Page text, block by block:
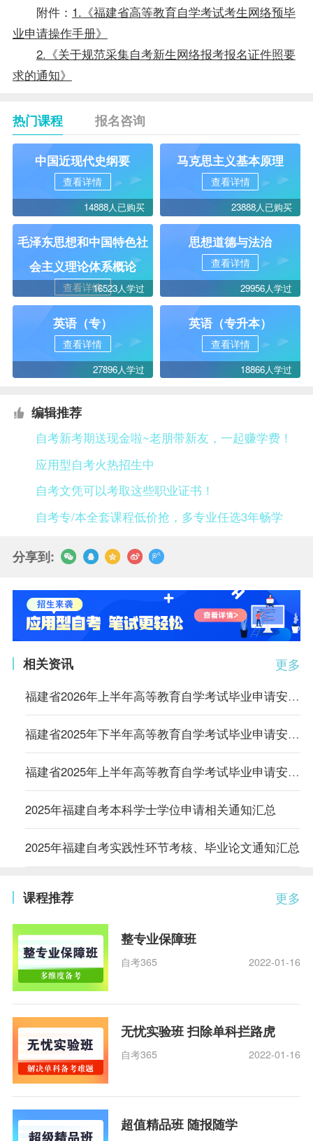
附件： 1. 《福建省高等教育自学考试考生网络预毕
业申请操作手册》
2. 《关于规范采集自考新生网络报考报名证件照要
求的通知》
热门课程 报名咨询
中国近现代史纲要
查看详情
14888人已购买
马克思主义基本原理
查看详情
23888人已购买
毛泽东思想和中国特色社
会主义理论体系概论
查看详情16523人学过
思想道德与法治
查看详情
29956人学过
英语（专）
查看详情
27896人学过
英语（专升本）
查看详情
18866人学过
编辑推荐
自考新考期送现金啦~老朋带新友，一起赚学费！
应用型自考火热招生中
自考文凭可以考取这些职业证书！
自考专/本全套课程低价抢，多专业任选3年畅学
分享到:
更多
相关资讯
福建省2026年上半年高等教育自学考试毕业申请安排的通告
福建省2025年下半年高等教育自学考试毕业申请安排的通告
福建省2025年上半年高等教育自学考试毕业申请安排的通告
2025年福建自考本科学士学位申请相关通知汇总
2025年福建自考实践性环节考核、毕业论文通知汇总
更多
课程推荐
整专业保障班
自考365 2022-01-16
无忧实验班 扫除单科拦路虎
自考365 2022-01-16
超值精品班 随报随学